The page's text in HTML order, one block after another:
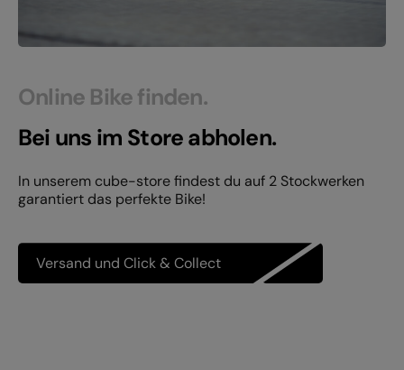
Online Bike finden.
Bei uns im Store abholen.
In unserem cube-store findest du auf 2 Stockwerken
garantiert das perfekte Bike!
Versand und Click & Collect